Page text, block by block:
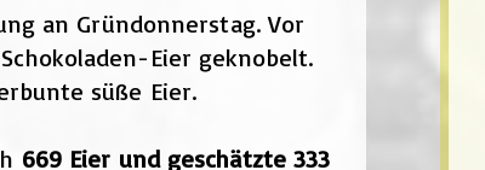
an Gründonnerstag. Vor
Eier geknobelt.
süße Eier.
669 Eier und geschätzte 333